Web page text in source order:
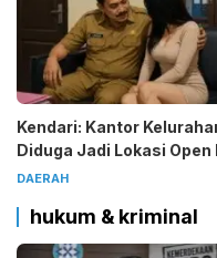
Kendari: Kantor
Diduga Jadi Lokasi Open
DAERAH
hukum & kriminal